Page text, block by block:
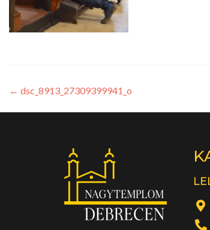
← dsc_8913_27309399941_o